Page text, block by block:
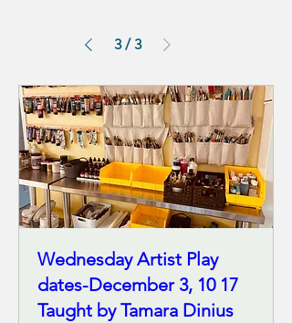
3 / 3
Wednesday Artist Play
dates-December 3, 10 17
Taught by Tamara Dinius